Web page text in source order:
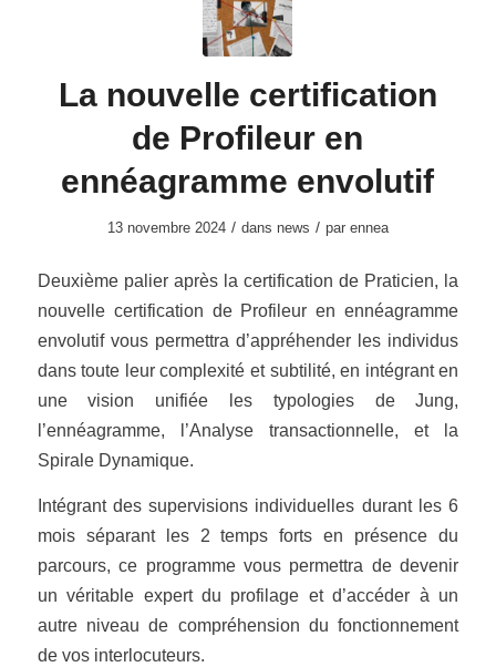
La nouvelle certification
de Profileur en
ennéagramme envolutif
13 novembre 2024 / dans news / par ennea
Deuxième palier après la certification de Praticien, la
nouvelle certification de Profileur en ennéagramme
envolutif vous permettra d’appréhender les individus
dans toute leur complexité et subtilité, en intégrant en
une vision unifiée les typologies de Jung,
l’ennéagramme, l’Analyse transactionnelle, et la
Spirale Dynamique.
Intégrant des supervisions individuelles durant les 6
mois séparant les 2 temps forts en présence du
parcours, ce programme vous permettra de devenir
un véritable expert du profilage et d’accéder à un
autre niveau de compréhension du fonctionnement
de vos interlocuteurs.